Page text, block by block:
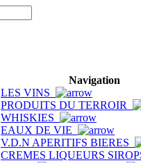
Navigation
LES VINS
PRODUITS DU TERROIR
WHISKIES
EAUX DE VIE
V.D.N APERITIFS BIERES
CREMES LIQUEURS